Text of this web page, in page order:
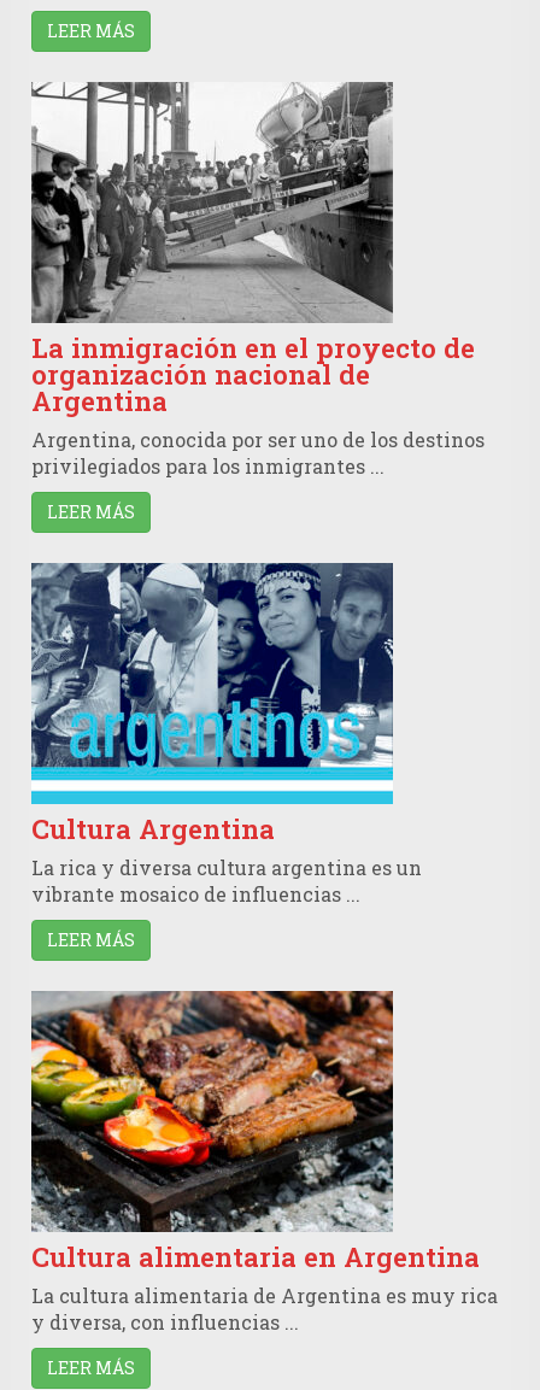
LEER MÁS
La inmigración en el proyecto de
organización nacional de
Argentina
Argentina, conocida por ser uno de los destinos
privilegiados para los inmigrantes ...
LEER MÁS
Cultura Argentina
La rica y diversa cultura argentina es un
vibrante mosaico de influencias ...
LEER MÁS
Cultura alimentaria en Argentina
La cultura alimentaria de Argentina es muy rica
y diversa, con influencias ...
LEER MÁS